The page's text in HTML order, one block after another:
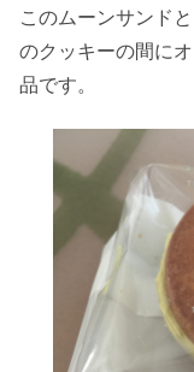
このムーンサンド
のクッキーの間に
品です。